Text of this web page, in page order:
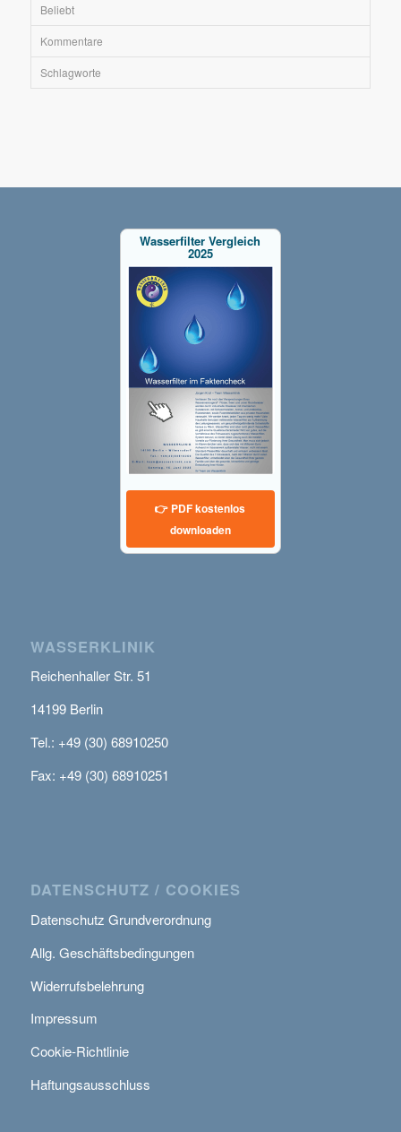
Beliebt
Kommentare
Schlagworte
Wasserfilter Vergleich
2025
👉 PDF kostenlos
downloaden
WASSERKLINIK
Reichenhaller Str. 51
14199 Berlin
Tel.: +49 (30) 68910250
Fax: +49 (30) 68910251
DATENSCHUTZ / COOKIES
Datenschutz Grundverordnung
Allg. Geschäftsbedingungen
Widerrufsbelehrung
Impressum
Cookie-Richtlinie
Haftungsausschluss